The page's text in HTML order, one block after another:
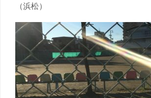
（浜松）